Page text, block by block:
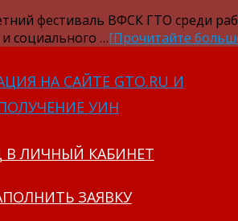
фестиваль ВФСК ГТО среди
социального …[Прочитайте
НА САЙТЕ GTO.RU И
УИН
В ЛИЧНЫЙ КАБИНЕТ
ЗАЯВКУ